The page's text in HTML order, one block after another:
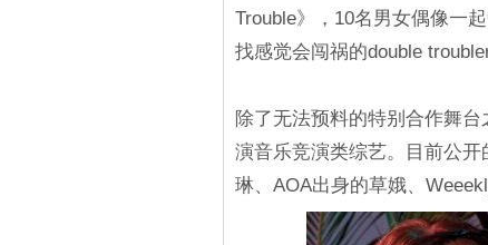
Trouble》，10名男女偶像一
找感觉会闯祸的double
除了无法预料的特别合作舞
演音乐竞演类综艺。目前公
琳、AOA出身的草娥、